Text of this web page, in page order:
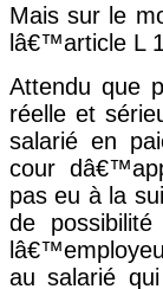
Mais sur le
lâ€™article L
Attendu que
réelle et
salarié en
cour
pas eu à la
de
au salarié